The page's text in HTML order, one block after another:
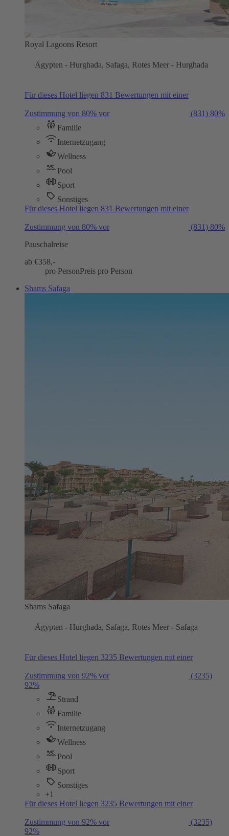
Royal Lagoons Resort
Ägypten - Hurghada, Safaga, Rotes Meer - Hurghada
Für dieses Hotel liegen 831 Bewertungen mit einer
Zustimmung von 80% vor (831) 80%
Familie
Internetzugang
Wellness
Pool
Sport
Sonstiges
Für dieses Hotel liegen 831 Bewertungen mit einer
Zustimmung von 80% vor (831) 80%
Pauschalreise
ab €358,-
pro PersonPreis pro Person
Shams Safaga
Shams Safaga
Ägypten - Hurghada, Safaga, Rotes Meer - Safaga
Für dieses Hotel liegen 3235 Bewertungen mit einer
Zustimmung von 92% vor
(3235)
92%
Strand
Familie
Internetzugang
Wellness
Pool
Sport
Sonstiges
+1
Für dieses Hotel liegen 3235 Bewertungen mit einer
Zustimmung von 92% vor
(3235)
92%